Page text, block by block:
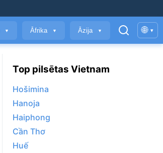
▼ Āfrika ▼ Āzija ▼ 🌐 ▾
Top pilsētas Vietnam
Hošimina
Hanoja
Haiphong
Cần Thơ
Huế